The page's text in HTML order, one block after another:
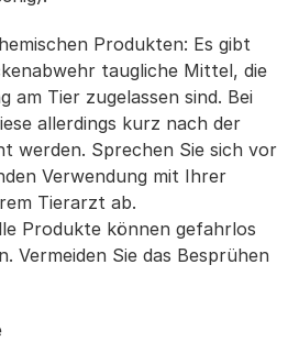
Produkten: Es gibt
taugliche Mittel, die
am Tier zugelassen sind. Bei
allerdings kurz nach der
werden. Sprechen Sie sich vor
Verwendung mit Ihrer
Tierarzt ab.
Produkte können gefahrlos
Vermeiden Sie das Besprühen